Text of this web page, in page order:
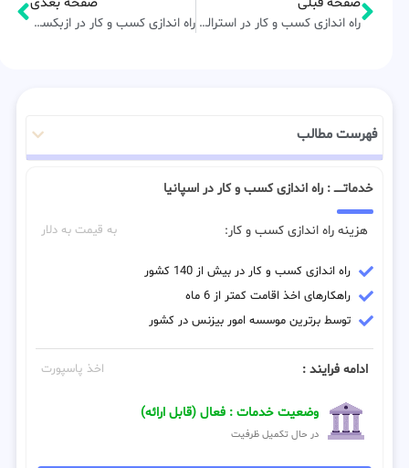
راه اندازی کسب و کار در استرالیا راه اندازی کسب و کار در ازبکستان
فهرست مطالب
خدماتـــــ : راه اندازی کسب و کار در اسپانیا
هزینه راه اندازی کسب و کار: به قیمت به دلار
راه اندازی کسب و کار در بیش از 140 کشور
راهکارهای اخذ اقامت کمتر از 6 ماه
توسط برترین موسسه امور بیزنس در کشور
ادامه فرایند : اخذ پاسپورت
وضعیت خدمات : فعال (قابل ارائه)
در حال تکمیل ظرفیت